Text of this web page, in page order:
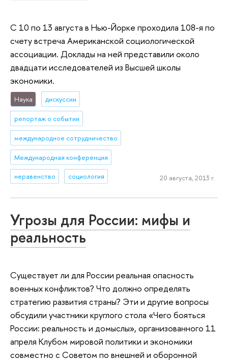
С 10 по 13 августа в Нью-Йорке проходила 108-я по
счету встреча Американской социологической
ассоциации. Доклады на ней представили около
двадцати исследователей из Высшей школы
экономики.
Наука дискуссии
репортаж о событии
международное сотрудничество
Международная конференция
неравенство социология 20 августа, 2013 г.
Угрозы для России: мифы и
реальность
Существует ли для России реальная опасность
военных конфликтов? Что должно определять
стратегию развития страны? Эти и другие вопросы
обсудили участники круглого стола «Чего бояться
России: реальность и домыслы», организованного 11
апреля Клубом мировой политики и экономики
совместно с Советом по внешней и оборонной